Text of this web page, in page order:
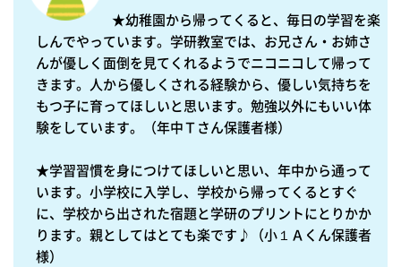
★幼稚園から帰ってくると、毎日の学習を楽
しんでやっています。学研教室では、お兄さん・お姉さ
んが優しく面倒を見てくれるようでニコニコして帰って
きます。人から優しくされる経験から、優しい気持ちを
もつ子に育ってほしいと思います。勉強以外にもいい体
験をしています。（年中Ｔさん保護者様）
★学習習慣を身につけてほしいと思い、年中から通って
います。小学校に入学し、学校から帰ってくるとすぐ
に、学校から出された宿題と学研のプリントにとりかか
ります。親としてはとても楽です♪（小１Ａくん保護者
様）